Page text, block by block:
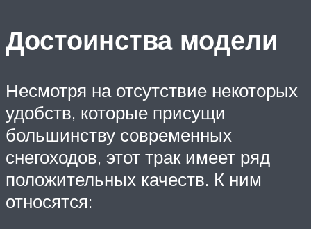
Достоинства модели
Несмотря на отсутствие некоторых
удобств, которые присущи
большинству современных
снегоходов, этот трак имеет ряд
положительных качеств. К ним
относятся: